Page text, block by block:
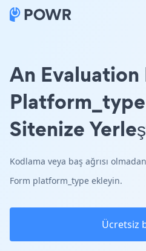
An Evaluation
Sitenize
Kodlama veya baş ağrısı
Form platform_type ekleyin.
Ücretsiz